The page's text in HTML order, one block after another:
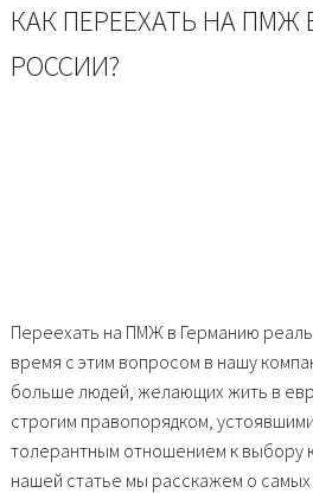
КАК ПЕРЕЕХАТЬ НА
РОССИИ?
Переехать на ПМЖ в Германию
время с этим вопросом в нашу
больше людей, желающих жить в
строгим правопорядком,
толерантным отношением к выбору
нашей статье мы расскажем о